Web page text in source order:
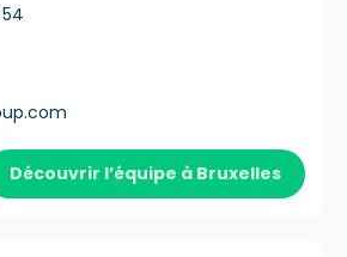
Découvrir l’équipe à Bruxelles